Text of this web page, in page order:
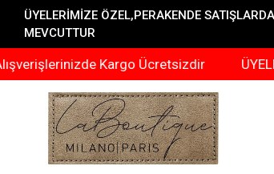
ÜYELERİMİZE ÖZEL,PERAKENDE
MEVCUTTUR
Kargo Ücretsizdir